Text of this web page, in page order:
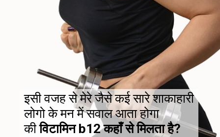
इसी वजह से मेरे जैसे कई सारे शाकाहारी
लोगो के मन में सवाल आता होगा
कीविटामिन b12 कहाँ से मिलता है?